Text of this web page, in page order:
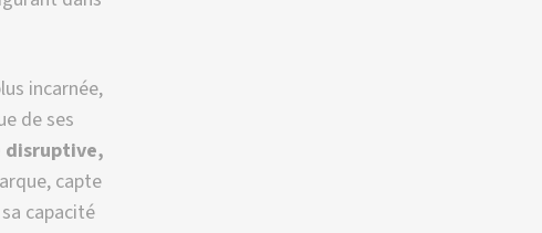
incarnée,
de ses
disruptive,
capte
capacité